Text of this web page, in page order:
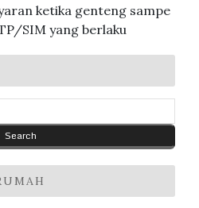
ketika genteng sampe
SIM yang berlaku